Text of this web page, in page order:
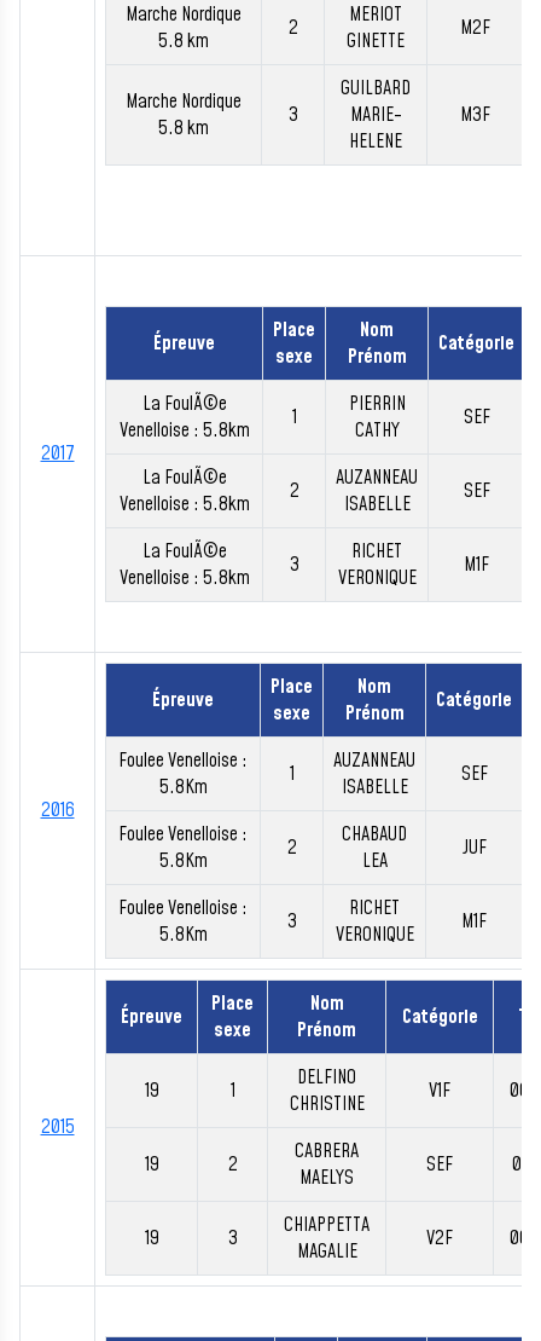
Marche Nordique
5.8 km
2
MERIOT
GINETTE
M2F
Marche Nordique
5.8 km
3
GUILBARD
MARIE-
HELENE
M3F
2017
Épreuve
Place
sexe
Nom
Prénom
Catégorie
La FoulÃ©e
Venelloise : 5.8km
1
PIERRIN
CATHY
SEF
La FoulÃ©e
Venelloise : 5.8km
2
AUZANNEAU
ISABELLE
SEF
La FoulÃ©e
Venelloise : 5.8km
3
RICHET
VERONIQUE
M1F
2016
Épreuve
Place
sexe
Nom
Prénom
Catégorie
Foulee Venelloise :
5.8Km
1
AUZANNEAU
ISABELLE
SEF
Foulee Venelloise :
5.8Km
2
CHABAUD
LEA
JUF
Foulee Venelloise :
5.8Km
3
RICHET
VERONIQUE
M1F
2015
Épreuve
Place
sexe
Nom
Prénom
Catégorie
19 1
DELFINO
CHRISTINE
V1F
19 2
CABRERA
MAELYS
SEF
19 3
CHIAPPETTA
MAGALIE
V2F